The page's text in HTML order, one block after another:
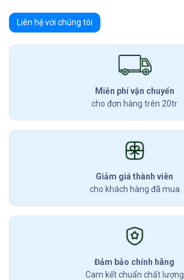
Liên hệ với chúng tôi
Miễn phí vận chuyển
cho đơn hàng trên 20tr
Giảm giá thành viên
cho khách hàng đã mua
Đảm bảo chính hãng
Cam kết chuẩn chất lượng